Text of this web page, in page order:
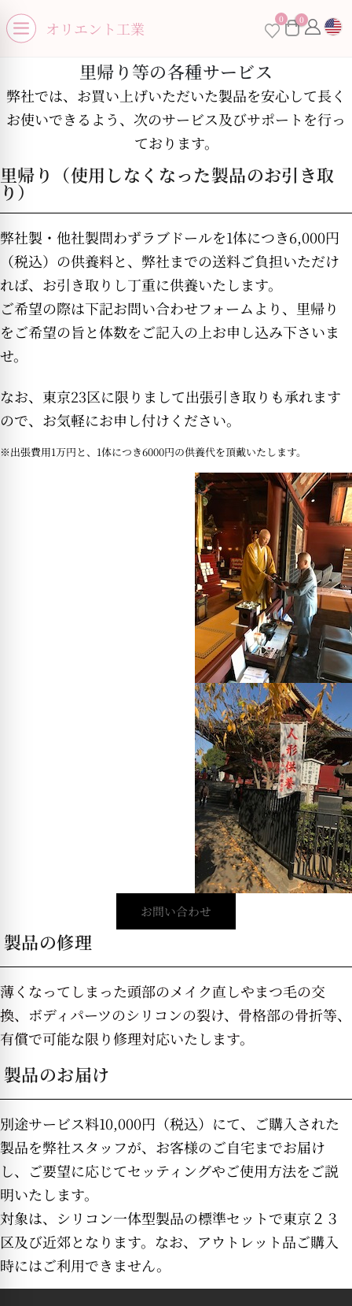
Open menu
オリエント工業 0 0×
お買い物カゴに商品がありません。
menu
里帰り等の各種サービス
弊社では、お買い上げいただいた製品を安心して長く
お使いできるよう、次のサービス及びサポートを行っ
ております。
里帰り（使用しなくなった製品のお引き取
り）
弊社製・他社製問わずラブドールを1体につき6,000円
（税込）の供養料と、弊社までの送料ご負担いただけ
れば、お引き取りし丁重に供養いたします。
ご希望の際は下記お問い合わせフォームより、里帰り
をご希望の旨と体数をご記入の上お申し込み下さいま
せ。
なお、東京23区に限りまして出張引き取りも承れます
ので、お気軽にお申し付けください。
※出張費用1万円と、1体につき6000円の供養代を頂戴いたします。
お問い合わせ
薄くなってしまった頭部のメイク直しやまつ毛の交
換、ボディパーツのシリコンの裂け、骨格部の骨折等、
有償で可能な限り修理対応いたします。
製品の修理
別途サービス料10,000円（税込）にて、ご購入された
製品を弊社スタッフが、お客様のご自宅までお届け
し、ご要望に応じてセッティングやご使用方法をご説
明いたします。
対象は、シリコン一体型製品の標準セットで東京２３
区及び近郊となります。なお、アウトレット品ご購入
時にはご利用できません。
製品のお届け